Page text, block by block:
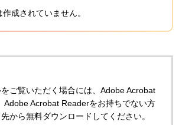
成されていません。
ご覧いただく場合には、Adobe Acrobat
Adobe Acrobat Readerをお持ちでない方
から無料ダウンロードしてください。